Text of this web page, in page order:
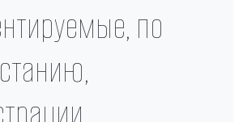
по